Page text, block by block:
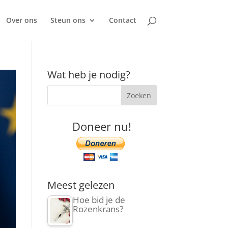
Over ons Steun ons Contact
Wat heb je nodig?
Doneer nu!
Meest gelezen
Hoe bid je de
Rozenkrans?